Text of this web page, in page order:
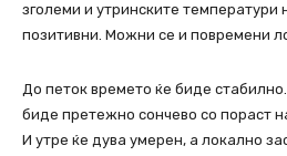
зголеми и утринските температури
позитивни. Можни се и повремени
До петок времето ќе биде
биде претежно сончево со пораст
И утре ќе дува умерен, а локално